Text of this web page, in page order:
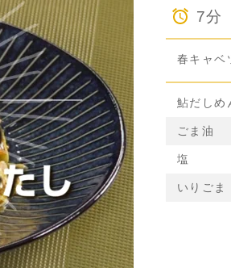
7分
春キャベ
鮎だしめ
ごま油
塩
いりごま